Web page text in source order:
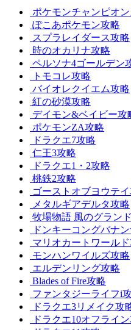
ポケモンチャンピオ
ぽこあポケモン攻略
スプラレイダース攻略
時のオカリナ攻略
ペルソナ4ゴールデン
トモコレ攻略
バイオレクイエム攻略
紅の砂漠攻略
デイモン&ベイビー攻
ポケモンZA攻略
ドラクエ7攻略
仁王3攻略
ドラクエ1・2攻略
桃鉄2攻略
ゴーストオブヨウテ
メタルギアデルタ攻略
牧場物語 風のグラン
ドンキーコングバナ
マリオカートワール
モンハンワイルズ攻略
エルデンリング攻略
Blades of Fire攻略
ファンタジーライフi
ドラクエ3リメイク攻
ドラクエ10オフライ